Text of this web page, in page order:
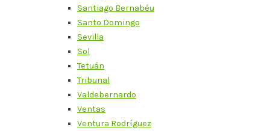
Santiago Bernabéu
Santo Domingo
Sevilla
Sol
Tetuán
Tribunal
Valdebernardo
Ventas
Ventura Rodríguez